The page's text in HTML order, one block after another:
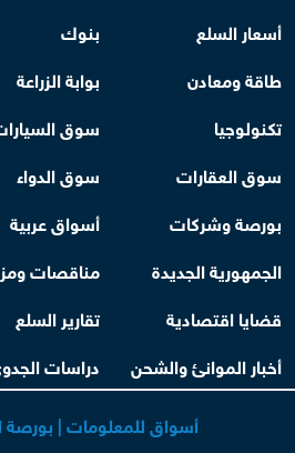
أسعار السلع
بنوك
طاقة ومعادن
بوابة الزراعة
تكنولوجيا
سوق
سوق العقارات
سوق الدواء
بورصة وشركات
أسواق عربية
الجمهورية الجديدة
مناقصات
قضايا اقتصادية
تقارير السلع
أخبار الموانئ والشحن
دراسات
أسواق للمعلومات | بورصة